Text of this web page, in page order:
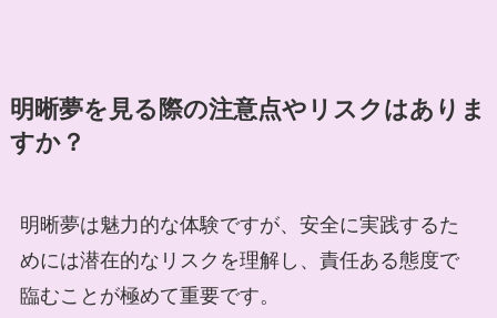
明晰夢を見る際の注意点やリスクはありま
すか？
明晰夢は魅力的な体験ですが、安全に実践するた
めには潜在的なリスクを理解し、責任ある態度で
臨むことが極めて重要です。